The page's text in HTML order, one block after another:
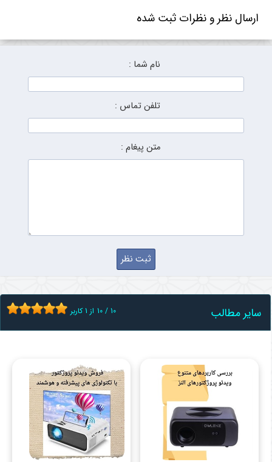
ارسال نظر و نظرات ثبت شده
نام شما :
تلفن تماس :
متن پیغام :
سایر مطالب 10 / 10 از 1کاربر